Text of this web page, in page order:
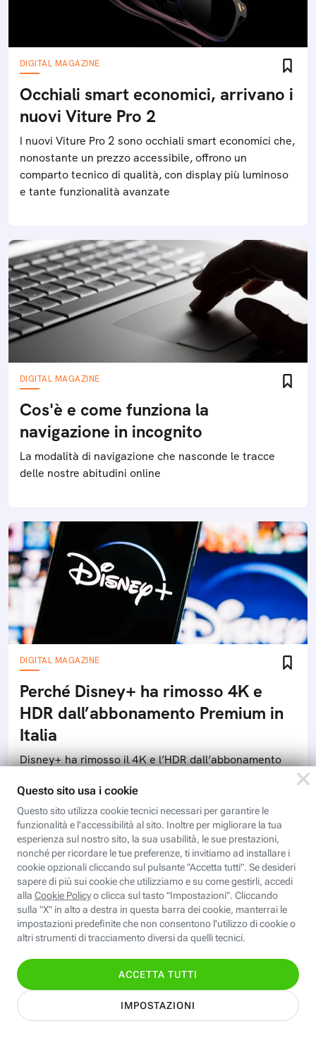
DIGITAL MAGAZINE
Occhiali smart economici, arrivano i
nuovi Viture Pro 2
I nuovi Viture Pro 2 sono occhiali smart economici che,
nonostante un prezzo accessibile, offrono un
comparto tecnico di qualità, con display più luminoso
e tante funzionalità avanzate
DIGITAL MAGAZINE
Cos'è e come funziona la
navigazione in incognito
La modalità di navigazione che nasconde le tracce
delle nostre abitudini online
DIGITAL MAGAZINE
Perché Disney+ ha rimosso 4K e
HDR dall’abbonamento Premium in
Italia
Disney+ ha rimosso il 4K e l’HDR dall’abbonamento
cosa cambia per gli abbonati alla piattaforma di
streaming
Scopri i corsi gratuiti della
Fastweb Digital Academy